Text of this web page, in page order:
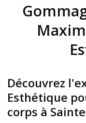
Découvrez
Esthétique
corps à